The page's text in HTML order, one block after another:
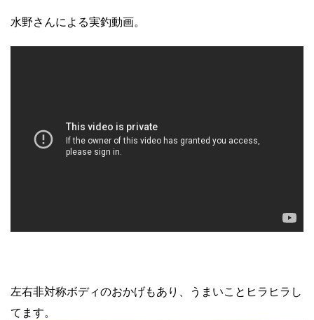
水野さんによる実釣動画。
左右非対称ボディのおかげもあり、うまいことヒラヒラし
てます。